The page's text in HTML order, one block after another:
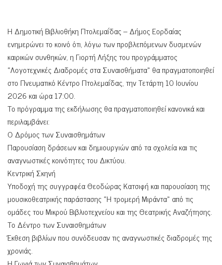
Η Δημοτική Βιβλιοθήκη Πτολεμαΐδας – Δήμος Εορδαίας
ενημερώνει το κοινό ότι, λόγω των προβλεπόμενων δυσμενών
καιρικών συνθηκών, η Γιορτή Λήξης του προγράμματος
«Λογοτεχνικές Διαδρομές στα Συναισθήματα» θα πραγματοποιηθεί
στο Πνευματικό Κέντρο Πτολεμαΐδας, την Τετάρτη 10 Ιουνίου
2026 και ώρα 17:00.
Το πρόγραμμα της εκδήλωσης θα πραγματοποιηθεί κανονικά και
περιλαμβάνει:
Ο Δρόμος των Συναισθημάτων
Παρουσίαση δράσεων και δημιουργιών από τα σχολεία και τις
αναγνωστικές κοινότητες του Δικτύου.
Κεντρική Σκηνή
Υποδοχή της συγγραφέα Θεοδώρας Κατσιφή και παρουσίαση της
μουσικοθεατρικής παράστασης «Η τρομερή Μιράντα» από τις
ομάδες του Μικρού Βιβλιοτεχνείου και της Θεατρικής Αναζήτησης.
Το Δέντρο των Συναισθημάτων
Έκθεση βιβλίων που συνόδευσαν τις αναγνωστικές διαδρομές της
χρονιάς.